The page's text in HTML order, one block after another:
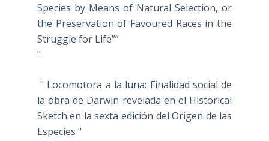
Species by Means of Natural Selection, or
the Preservation of Favoured Races in the
Struggle for Life””
"
" Locomotora a la luna: Finalidad social de
la obra de Darwin revelada en el Historical
Sketch en la sexta edición del Origen de las
Especies "